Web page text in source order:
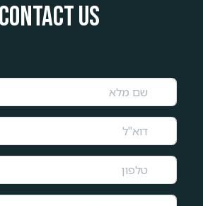
Contact us